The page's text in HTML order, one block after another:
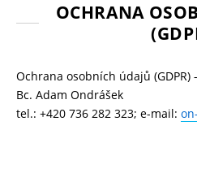
OCHRANA
Ochrana osobních údajů
Bc. Adam Ondrášek
tel.: +420 736 282 323; e-mail: